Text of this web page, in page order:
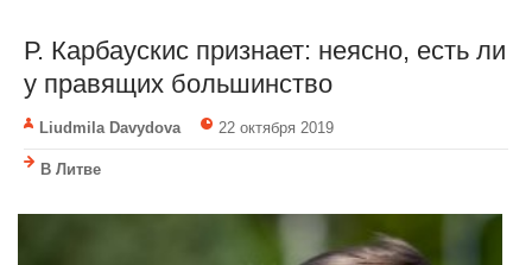
Р. Карбаускис признает: неясно, есть ли
у правящих большинство
Liudmila Davydova 22 октября 2019
В Литве